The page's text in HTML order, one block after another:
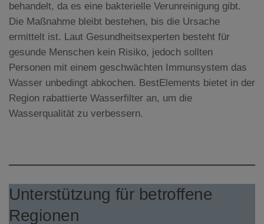
behandelt, da es eine bakterielle Verunreinigung gibt.
Die Maßnahme bleibt bestehen, bis die Ursache
ermittelt ist. Laut Gesundheitsexperten besteht für
gesunde Menschen kein Risiko, jedoch sollten
Personen mit einem geschwächten Immunsystem das
Wasser unbedingt abkochen. BestElements bietet in der
Region rabattierte Wasserfilter an, um die
Wasserqualität zu verbessern.
Unterstützung für betroffene
Regionen